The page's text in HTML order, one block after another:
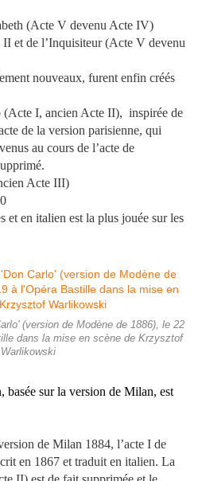
(Acte V devenu Acte IV)
et de l’Inquisiteur (Acte V devenu
nouveaux, furent enfin créés
(Acte I, ancien Acte II), inspirée de
de la version parisienne, qui
au cours de l’acte de
Acte III)
et en italien est la plus jouée sur les
(version de Modène de 1886), le 22
dans la mise en scène de Krzysztof
Warlikowski
basée sur la version de Milan, est
de Milan 1884, l’acte I de
en 1867 et traduit en italien. La